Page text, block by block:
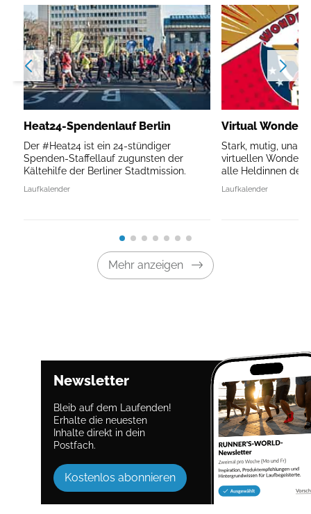
Heat24-Spendenlauf Berlin
Der #Heat24 ist ein 24-stündiger
Spenden-Staffellauf zugunsten der
Kältehilfe der Berliner Stadtmission.
Laufkalender
Virtual
Stark, mutig,
virtuellen
alle Heldinnen des
Laufkalender
Mehr anzeigen
Newsletter
Bleib auf dem Laufenden!
Erhalte die neuesten
Inhalte direkt in dein
Postfach.
Kostenlos abonnieren